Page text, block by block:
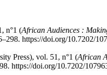
n°1 (African Audiences :
https://doi.org/10.7202/
Press), vol. 51, n°1 (African
https://doi.org/10.7202/